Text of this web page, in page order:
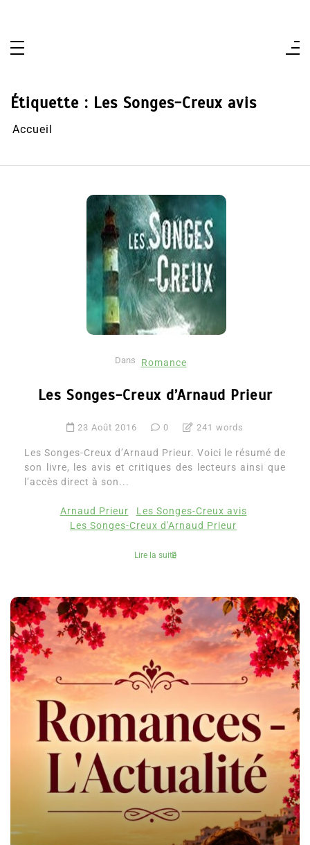
Étiquette : Les Songes-Creux avis
Accueil
Dans Romance
Les Songes-Creux d’Arnaud Prieur
23 Août 2016 0 241 words
Les Songes-Creux d’Arnaud Prieur. Voici le résumé de
son livre, les avis et critiques des lecteurs ainsi que
l’accès direct à son...
Arnaud Prieur
Les Songes-Creux avis
Les Songes-Creux d'Arnaud Prieur
Lire la suite